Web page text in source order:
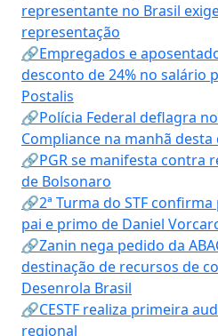
representante no Brasil
representação
🔗Empregados e
desconto de 24% no salário
Postalis
🔗Polícia Federal deflagra
Compliance na manhã desta
🔗PGR se manifesta contra
de Bolsonaro
🔗2ª Turma do STF
pai e primo de Daniel
🔗Zanin nega pedido da
destinação de recursos de
Desenrola Brasil
🔗CESTF realiza primeira
regional